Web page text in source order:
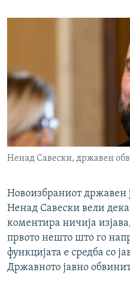
Ненад Савески, државен
Новоизбраниот државен
Ненад Савески вели
коментира ничија
првото нешто што го
функцијата е средба со
Државното јавно